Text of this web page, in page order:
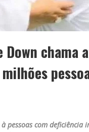
chama
com deficiência